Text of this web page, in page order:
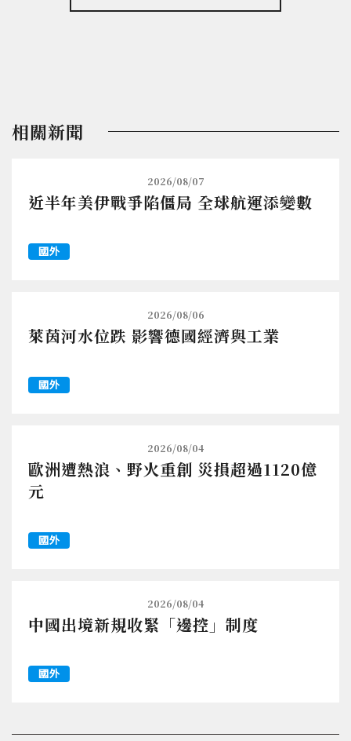
相關新聞
2026/08/07
近半年美伊戰爭陷僵局 全球航運添變數
國外
2026/08/06
萊茵河水位跌 影響德國經濟與工業
國外
2026/08/04
歐洲遭熱浪、野火重創 災損超過1120億
元
國外
2026/08/04
中國出境新規收緊「邊控」制度
國外